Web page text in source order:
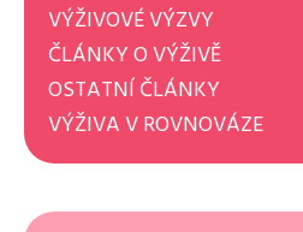
VÝŽIVOVÉ VÝZVY
ČLÁNKY O VÝŽIVĚ
OSTATNÍ ČLÁNKY
VÝŽIVA V ROVNOVÁZE